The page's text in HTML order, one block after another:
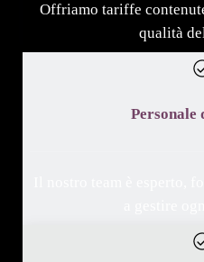
Offriamo tariffe
qualità
Personale